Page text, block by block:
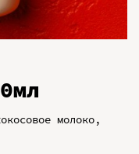
молоко,